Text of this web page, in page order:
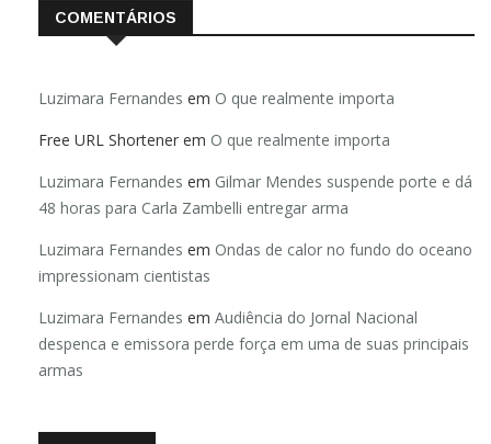
COMENTÁRIOS
Luzimara Fernandes em O que realmente importa
Free URL Shortener em O que realmente importa
Luzimara Fernandes em Gilmar Mendes suspende porte e dá
48 horas para Carla Zambelli entregar arma
Luzimara Fernandes em Ondas de calor no fundo do oceano
impressionam cientistas
Luzimara Fernandes em Audiência do Jornal Nacional
despenca e emissora perde força em uma de suas principais
armas